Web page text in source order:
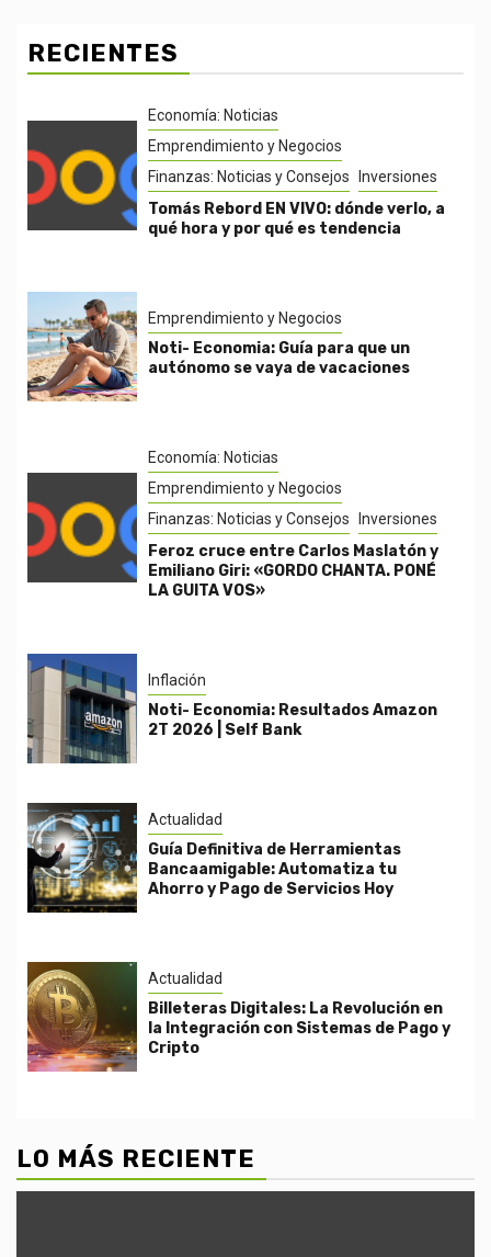
RECIENTES
Economía: Noticias
Emprendimiento y Negocios
Finanzas: Noticias y Consejos
Inversiones
Tomás Rebord EN VIVO: dónde verlo, a
qué hora y por qué es tendencia
Emprendimiento y Negocios
Noti- Economia: Guía para que un
autónomo se vaya de vacaciones
Economía: Noticias
Emprendimiento y Negocios
Finanzas: Noticias y Consejos
Inversiones
Feroz cruce entre Carlos Maslatón y
Emiliano Giri: «GORDO CHANTA. PONÉ
LA GUITA VOS»
Inflación
Noti- Economia: Resultados Amazon
2T 2026 | Self Bank
Actualidad
Guía Definitiva de Herramientas
Bancaamigable: Automatiza tu
Ahorro y Pago de Servicios Hoy
Actualidad
Billeteras Digitales: La Revolución en
la Integración con Sistemas de Pago y
Cripto
LO MÁS RECIENTE